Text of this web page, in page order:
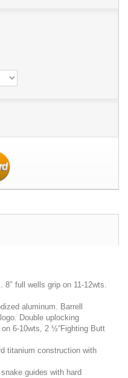
8″ full wells grip on 11-12wts.
aluminum. Barrell
Double uplocking
6-10wts, 2 ½“Fighting Butt
titanium construction with
guides with hard